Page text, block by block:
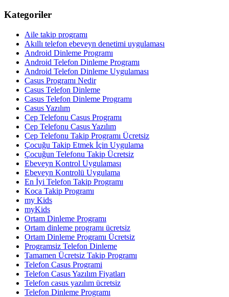
Kategoriler
Aile takip programı
Akıllı telefon ebeveyn denetimi uygulaması
Android Dinleme Programı
Android Telefon Dinleme Programı
Android Telefon Dinleme Uygulaması
Casus Programı Nedir
Casus Telefon Dinleme
Casus Telefon Dinleme Programı
Casus Yazılım
Cep Telefonu Casus Programı
Cep Telefonu Casus Yazılım
Cep Telefonu Takip Programı Ücretsiz
Çocuğu Takip Etmek İçin Uygulama
Çocuğun Telefonu Takip Ücretsiz
Ebeveyn Kontrol Uygulaması
Ebeveyn Kontrolü Uygulama
En İyi Telefon Takip Programı
Koca Takip Programı
my Kids
myKids
Ortam Dinleme Programı
Ortam dinleme programı ücretsiz
Ortam Dinleme Programı Ücretsiz
Programsiz Telefon Dinleme
Tamamen Ücretsiz Takip Programı
Telefon Casus Programi
Telefon Casus Yazılım Fiyatları
Telefon casus yazılım ücretsiz
Telefon Dinleme Programı